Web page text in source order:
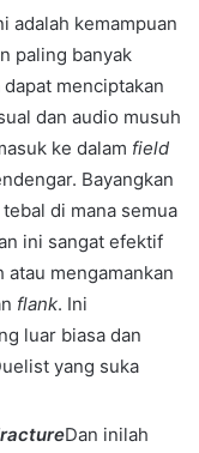
adalah kemampuan
paling banyak
menciptakan
dan audio musuh
ke dalam field
Bayangkan
di mana semua
ini sangat efektif
atau mengamankan
flank. Ini
luar biasa dan
yang suka
Dan inilah